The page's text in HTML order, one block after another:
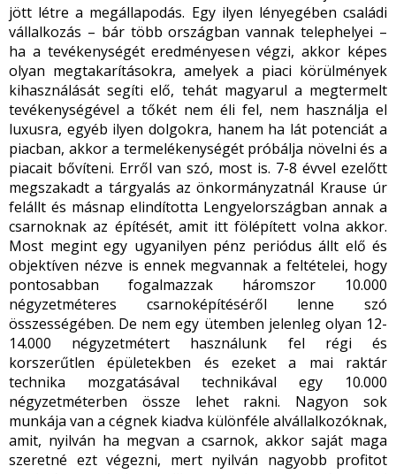
jött létre a megállapodás. Egy ilyen lényegében családi
vállalkozás – bár több országban vannak telephelyei –
ha a tevékenységét eredményesen végzi, akkor képes
olyan megtakarításokra, amelyek a piaci körülmények
kihasználását segíti elő, tehát magyarul a megtermelt
tevékenységével a tőkét nem éli fel, nem használja el
luxusra, egyéb ilyen dolgokra, hanem ha lát potenciát a
piacban, akkor a termelékenységét próbálja növelni és a
piacait bővíteni. Erről van szó, most is. 7-8 évvel ezelőtt
megszakadt a tárgyalás az önkormányzatnál Krause úr
felállt és másnap elindította Lengyelországban annak a
csarnoknak az építését, amit itt fölépített volna akkor.
Most megint egy ugyanilyen pénz periódus állt elő és
objektíven nézve is ennek megvannak a feltételei, hogy
pontosabban fogalmazzak háromszor 10.000
négyzetméteres csarnoképítéséről lenne szó
összességében. De nem egy ütemben jelenleg olyan 12-
14.000 négyzetmétert használunk fel régi és
korszerűtlen épületekben és ezeket a mai raktár
technika mozgatásával technikával egy 10.000
négyzetméterben össze lehet rakni. Nagyon sok
munkája van a cégnek kiadva különféle alvállalkozóknak,
amit, nyilván ha megvan a csarnok, akkor saját maga
szeretné ezt végezni, mert nyilván nagyobb profitot